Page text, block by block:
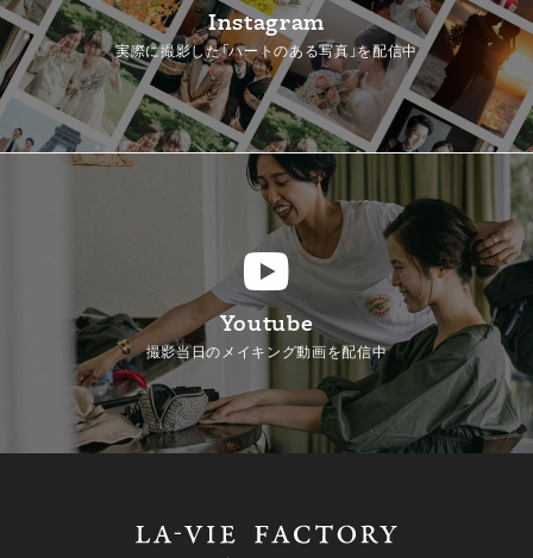
Instagram
実際に撮影した「ハートのある写真」を配信中
Youtube
撮影当日のメイキング動画を配信中